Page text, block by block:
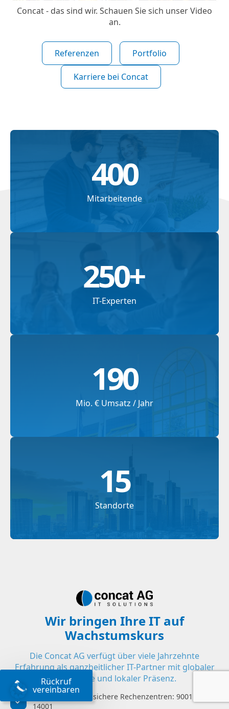
Concat - das sind wir. Schauen Sie sich unser Video
an.
Referenzen Portfolio
Karriere bei Concat
400
Mitarbeitende
250+
IT-Experten
190
Mio. € Umsatz / Jahr
15
Standorte
Wir bringen Ihre IT auf
Wachstumskurs
Die Concat AG verfügt über viele Jahrzehnte
Erfahrung als ganzheitlicher IT-Partner mit globaler
Reichweite und lokaler Präsenz.
Zertifizierte, hochsichere Rechenzentren: 9001:2015,
14001
Rückruf
vereinbaren